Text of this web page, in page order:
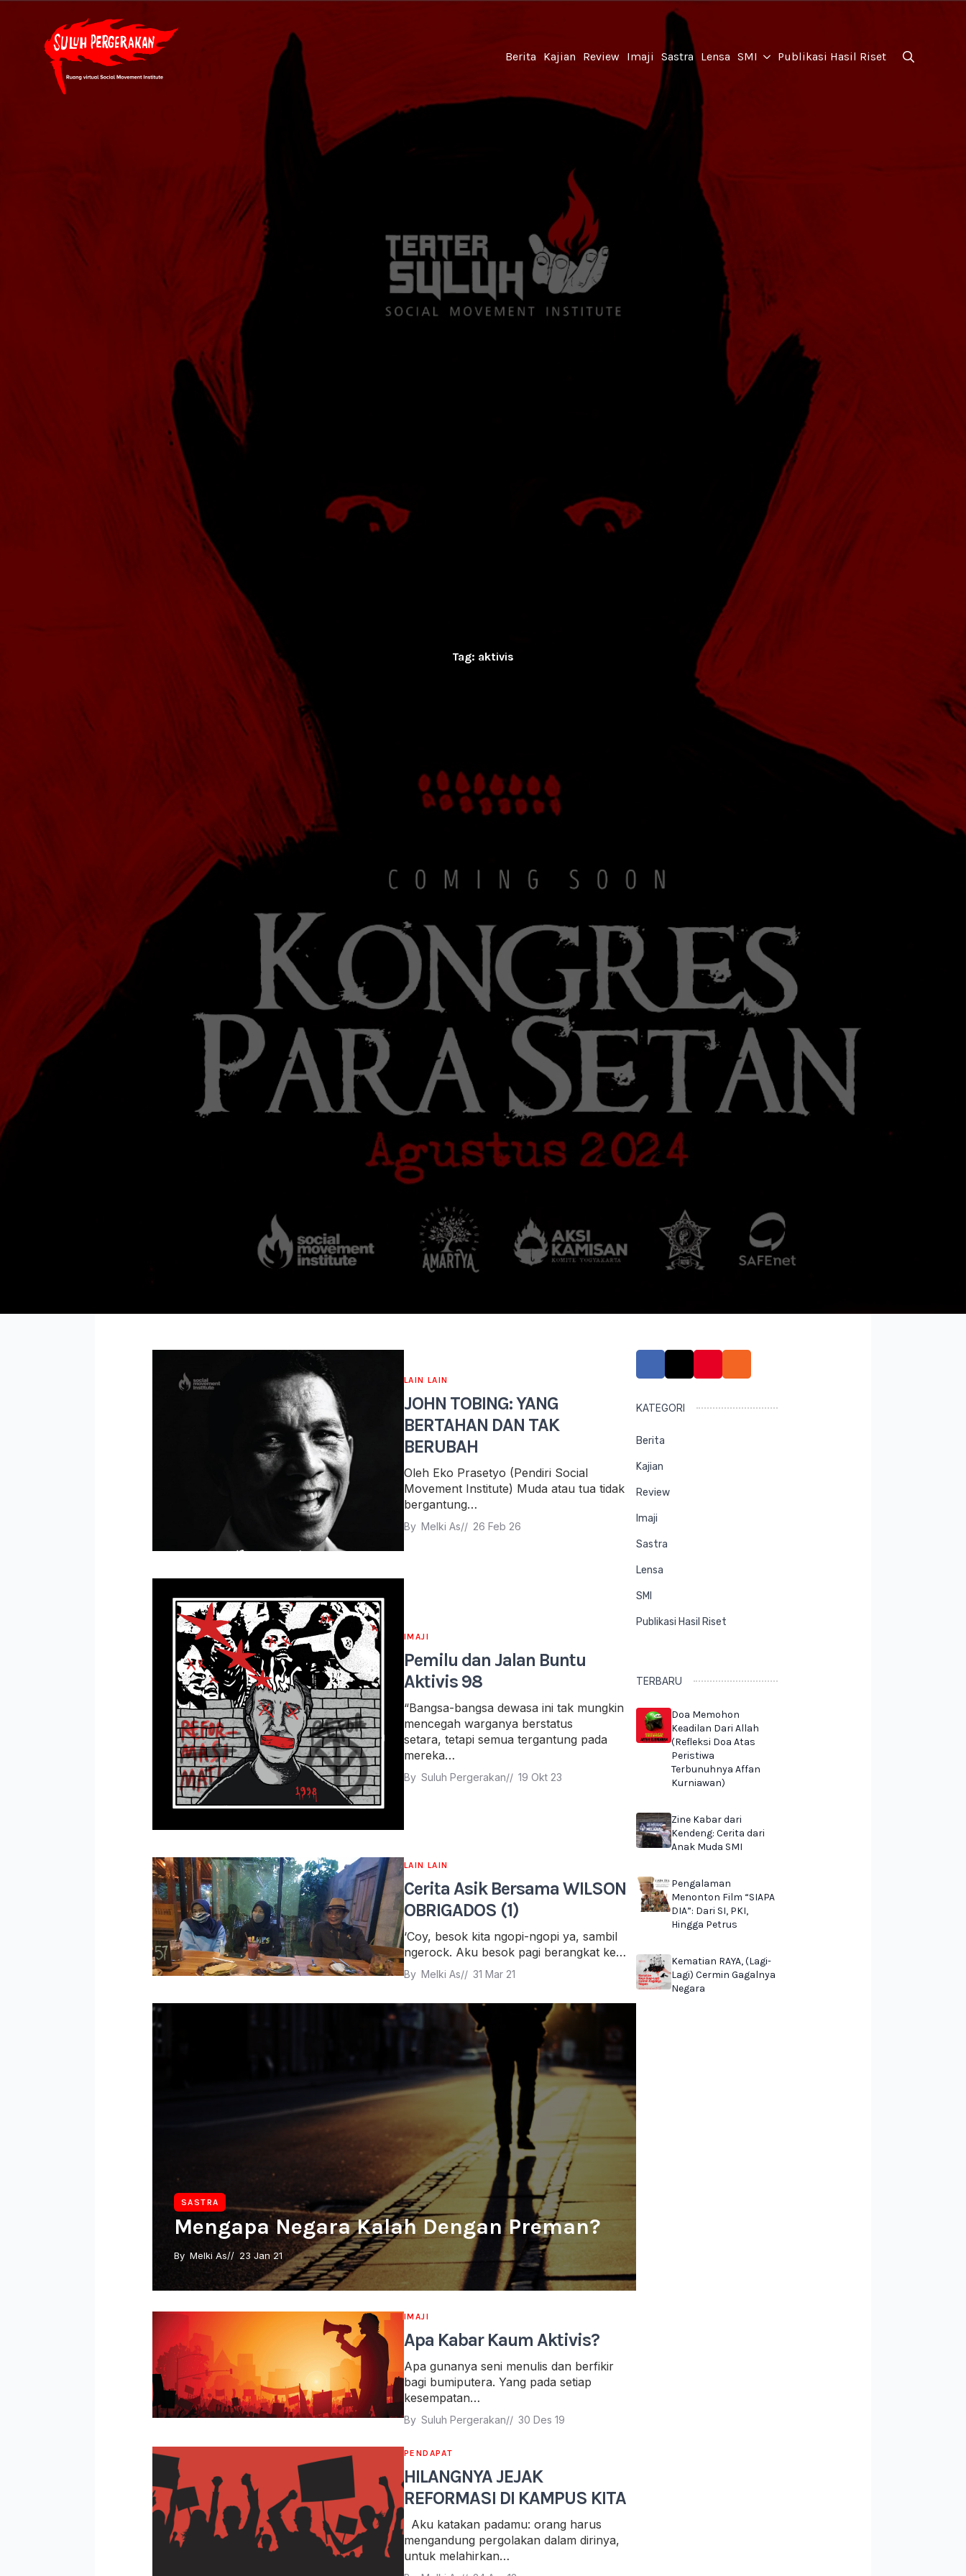
Berita Kajian Review Imaji Sastra Lensa SMI Publikasi Hasil Riset
Tag: aktivis
LAIN LAIN
JOHN TOBING: YANG
BERTAHAN DAN TAK
BERUBAH
Oleh Eko Prasetyo (Pendiri Social
Movement Institute) Muda atau tua tidak
bergantung…
By Melki As// 26 Feb 26
IMAJI
Pemilu dan Jalan Buntu
Aktivis 98
“Bangsa-bangsa dewasa ini tak mungkin
mencegah warganya berstatus
setara, tetapi semua tergantung pada
mereka…
By Suluh Pergerakan// 19 Okt 23
LAIN LAIN
Cerita Asik Bersama WILSON
OBRIGADOS (1)
‘Coy, besok kita ngopi-ngopi ya, sambil
ngerock. Aku besok pagi berangkat ke…
By Melki As// 31 Mar 21
SASTRA
Mengapa Negara Kalah Dengan Preman?
By Melki As// 23 Jan 21
IMAJI
Apa Kabar Kaum Aktivis?
Apa gunanya seni menulis dan berfikir
bagi bumiputera. Yang pada setiap
kesempatan…
By Suluh Pergerakan// 30 Des 19
PENDAPAT
HILANGNYA JEJAK
REFORMASI DI KAMPUS KITA
Aku katakan padamu: orang harus
mengandung pergolakan dalam dirinya,
untuk melahirkan…
KATEGORI
Berita
Kajian
Review
Imaji
Sastra
Lensa
SMI
Publikasi Hasil Riset
TERBARU
Doa Memohon
Keadilan Dari Allah
(Refleksi Doa Atas
Peristiwa
Terbunuhnya Affan
Kurniawan)
Zine Kabar dari
Kendeng: Cerita dari
Anak Muda SMI
Pengalaman
Menonton Film “SIAPA
DIA”: Dari SI, PKI,
Hingga Petrus
Kematian RAYA, (Lagi-
Lagi) Cermin Gagalnya
Negara